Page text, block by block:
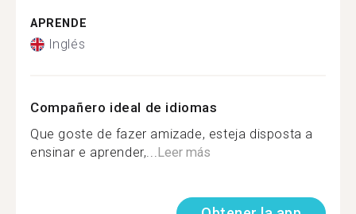
APRENDE
Inglés
Compañero ideal de idiomas
Que goste de fazer amizade, esteja disposta a
ensinar e aprender,...Leer más